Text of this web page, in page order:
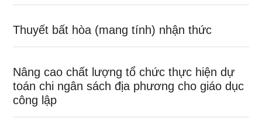
Thuyết bất hòa (mang tính) nhận thức
Nâng cao chất lượng tổ chức thực hiện dự
toán chi ngân sách địa phương cho giáo dục
công lập